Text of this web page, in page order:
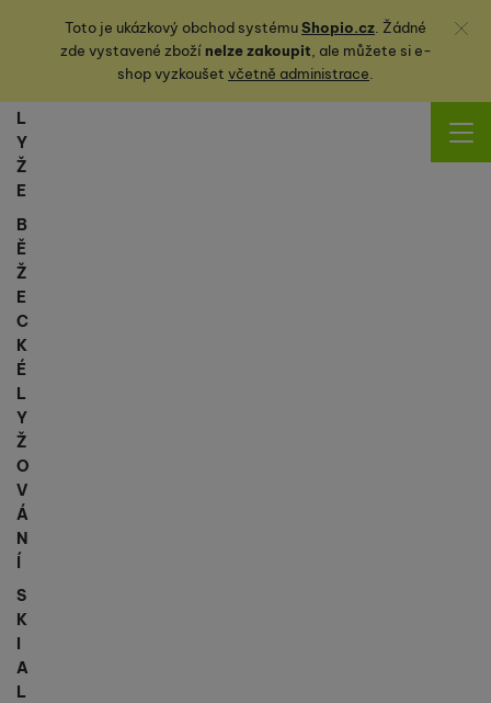
Toto je ukázkový obchod systémuShopio.cz. Žádné
zde vystavené zbožínelze zakoupit, ale můžete sie-
shop vyzkoušet včetně administrace.
Zavřít
L
Y
Ž
E
B
Ě
Ž
E
C
K
É
L
Y
Ž
O
V
Á
N
Í
S
K
I
A
L